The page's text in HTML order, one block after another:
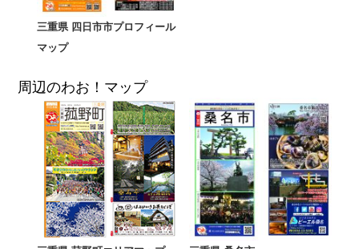
三重県 四日市市プロフィール
マップ
周辺のわお！マップ